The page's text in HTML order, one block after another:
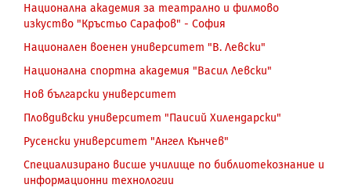
Национална академия за театрално и филмово
изкуство "Кръстьо Сарафов" - София
Национален военен университет "В. Левски"
Национална спортна академия "Васил Левски"
Нов български университет
Пловдивски университет "Паисий Хилендарски"
Русенски университет "Ангел Кънчев"
Специализирано висше училище по библиотекознание и
информационни технологии